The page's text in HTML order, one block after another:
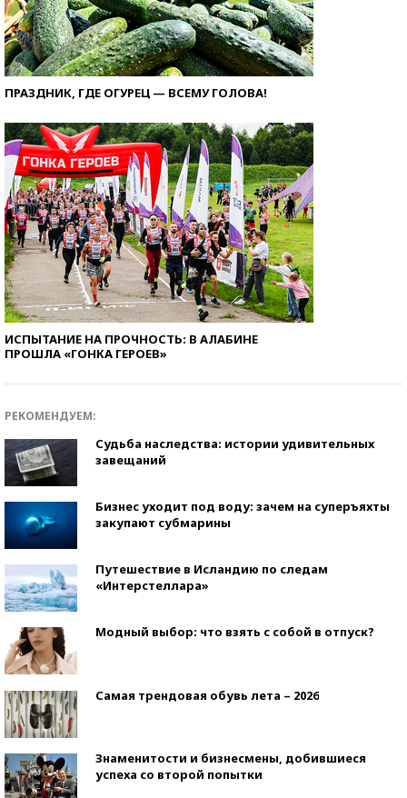
ПРАЗДНИК, ГДЕ ОГУРЕЦ — ВСЕМУ ГОЛОВА!
ИСПЫТАНИЕ НА ПРОЧНОСТЬ: В АЛАБИНЕ
ПРОШЛА «ГОНКА ГЕРОЕВ»
РЕКОМЕНДУЕМ:
Судьба наследства: истории удивительных
завещаний
Бизнес уходит под воду: зачем на суперъяхты
закупают субмарины
Путешествие в Исландию по следам
«Интерстеллара»
Модный выбор: что взять с собой в отпуск?
Самая трендовая обувь лета – 2026
Знаменитости и бизнесмены, добившиеся
успеха со второй попытки